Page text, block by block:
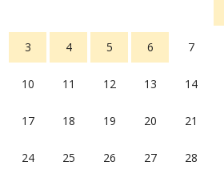
3 4 5 6 7
10 11 12 13 14
17 18 19 20 21
24 25 26 27 28